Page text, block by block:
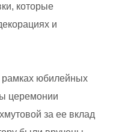
которые
и
рамках юбилейных
церемонии
за ее вклад